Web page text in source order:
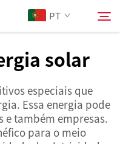
PT
Pesquisar
solar
especiais que
Essa energia pode
e também empresas.
para o meio